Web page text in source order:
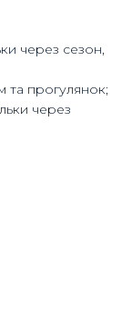
через сезон,
та прогулянок;
через